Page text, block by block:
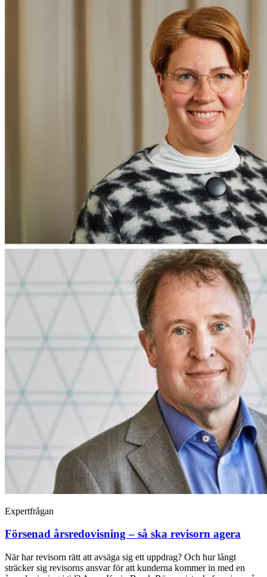
Expertfrågan
Försenad årsredovisning – så ska revisorn agera
När har revisorn rätt att avsäga sig ett uppdrag? Och hur långt
sträcker sig revisorns ansvar för att kunderna kommer in med en